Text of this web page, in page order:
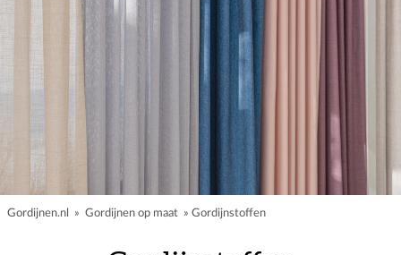
Gordijnen.nl » Gordijnen op maat » Gordijnstoffen